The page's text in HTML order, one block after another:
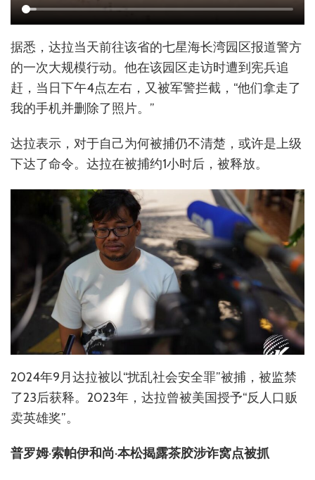
据悉，达拉当天前往该省的七星海长湾园区报道警方
的一次大规模行动。他在该园区走访时遭到宪兵追
赶，当日下午4点左右，又被军警拦截，“他们拿走了
我的手机并删除了照片。”
达拉表示，对于自己为何被捕仍不清楚，或许是上级
下达了命令。达拉在被捕约1小时后，被释放。
2024年9月达拉被以“扰乱社会安全罪”被捕，被监禁
了23后获释。2023年，达拉曾被美国授予“反人口贩
卖英雄奖”。
普罗姆·索帕伊和尚·本松揭露茶胶涉诈窝点被抓